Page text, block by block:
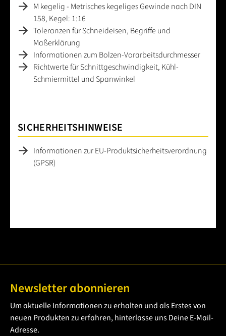
M kegelig - Metrisches kegeliges Gewinde nach DIN
158, Kegel: 1:16
Toleranzen für Schneideisen, Begriffe und
Maßerklärung
Informationen zum Bolzen-Vorarbeitsdurchmesser
Richtwerte für Schnittgeschwindigkeit, Kühl-
Schmiermittel und Spanwinkel
SICHERHEITSHINWEISE
Informationen zur EU-Produktsicherheitsverordnung
(GPSR)
Newsletter abonnieren
Um aktuelle Informationen zu erhalten und als Erstes von
neuen Produkten zu erfahren, hinterlasse uns Deine E-Mail-
Adresse.